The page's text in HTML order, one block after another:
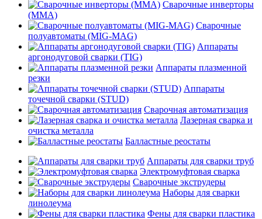
Сварочные инверторы
(MMA)
Сварочные
полуавтоматы (MIG-MAG)
Аппараты
аргонодуговой сварки (TIG)
Аппараты плазменной
резки
Аппараты
точечной сварки (STUD)
Сварочная автоматизация
Лазерная сварка и
очистка металла
Балластные реостаты
Аппараты для сварки труб
Электромуфтовая сварка
Сварочные экструдеры
Наборы для сварки
линолеума
Фены для сварки пластика